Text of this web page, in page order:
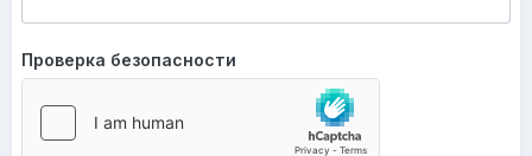
Проверка безопасности